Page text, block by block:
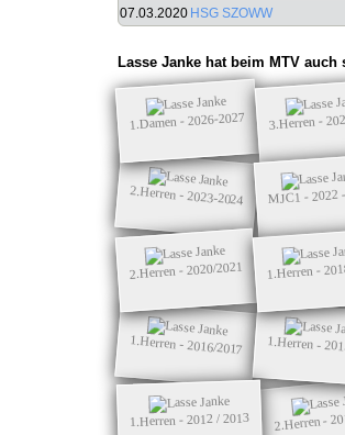
07.03.2020 HSG SZOWW
Lasse Janke hat beim MTV
1.Damen - 2026-2027 3.Herren -
2.Herren - 2023-2024 MJC1 - 2022
2.Herren - 2020/2021 1.Herren -
1.Herren - 2016/2017 1.Herren -
1.Herren - 2012 / 2013 2.Herren -